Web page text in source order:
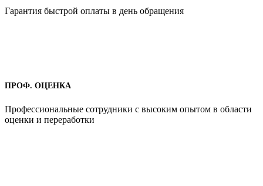
Гарантия быстрой оплаты в день обращения
ПРОФ. ОЦЕНКА
Профессиональные сотрудники с высоким опытом в области
оценки и переработки